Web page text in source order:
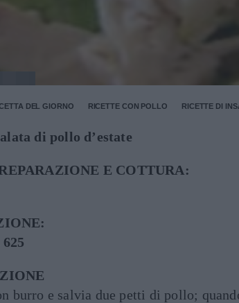
DEL GIORNO RICETTE CON POLLO RICETTE DI
di pollo d’estate
E COTTURA:
burro e salvia due petti di pollo;